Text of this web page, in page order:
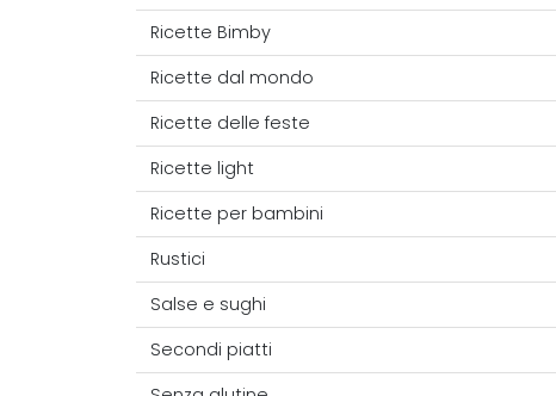
Ricette Bimby
Ricette dal mondo
Ricette delle feste
Ricette light
Ricette per bambini
Rustici
Salse e sughi
Secondi piatti